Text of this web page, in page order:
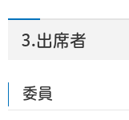
3.出席者
委員